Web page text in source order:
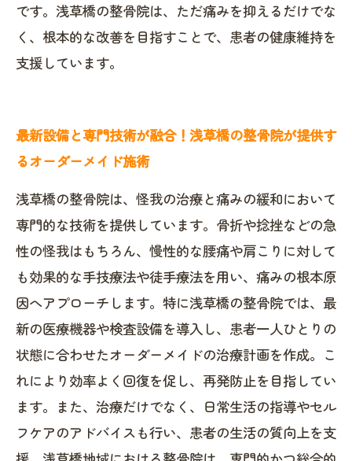
です。浅草橋の整骨院は、ただ痛みを抑えるだけでな
く、根本的な改善を目指すことで、患者の健康維持を
支援しています。
最新設備と専門技術が融合！浅草橋の整骨院が提供す
るオーダーメイド施術
浅草橋の整骨院は、怪我の治療と痛みの緩和において
専門的な技術を提供しています。骨折や捻挫などの急
性の怪我はもちろん、慢性的な腰痛や肩こりに対して
も効果的な手技療法や徒手療法を用い、痛みの根本原
因へアプローチします。特に浅草橋の整骨院では、最
新の医療機器や検査設備を導入し、患者一人ひとりの
状態に合わせたオーダーメイドの治療計画を作成。こ
れにより効率よく回復を促し、再発防止を目指してい
ます。また、治療だけでなく、日常生活の指導やセル
フケアのアドバイスも行い、患者の生活の質向上を支